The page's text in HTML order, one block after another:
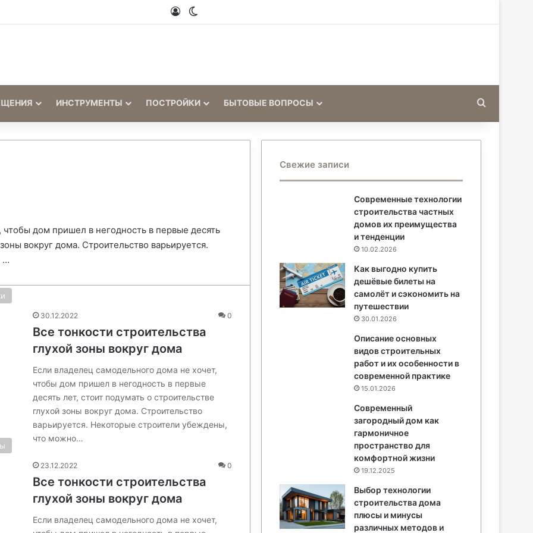
Войти
ИНСТРУМЕНТЫ ПОСТРОЙКИ БЫТОВЫЕ ВОПРОСЫ
дом пришел в негодность в первые десять
вокруг дома. Строительство варьируется.
…
30.12.2022 0
Все тонкости строительства
глухой зоны вокруг дома
Если владелец самодельного дома не хочет,
чтобы дом пришел в негодность в первые
десять лет, стоит подумать о строительстве
глухой зоны вокруг дома. Строительство
варьируется. Некоторые строители убеждены,
что можно…
23.12.2022 0
Все тонкости строительства
глухой зоны вокруг дома
Если владелец самодельного дома не хочет,
Свежие записи
Современные технологии
строительства частных
домов их преимущества
и тенденции
10.02.2026
Как выгодно купить
дешёвые билеты на
самолёт и сэкономить на
путешествии
30.01.2026
Описание основных
видов строительных
работ и их особенности в
современной практике
15.01.2026
Современный
загородный дом как
гармоничное
пространство для
комфортной жизни
19.12.2025
Выбор технологии
строительства дома
плюсы и минусы
различных методов и